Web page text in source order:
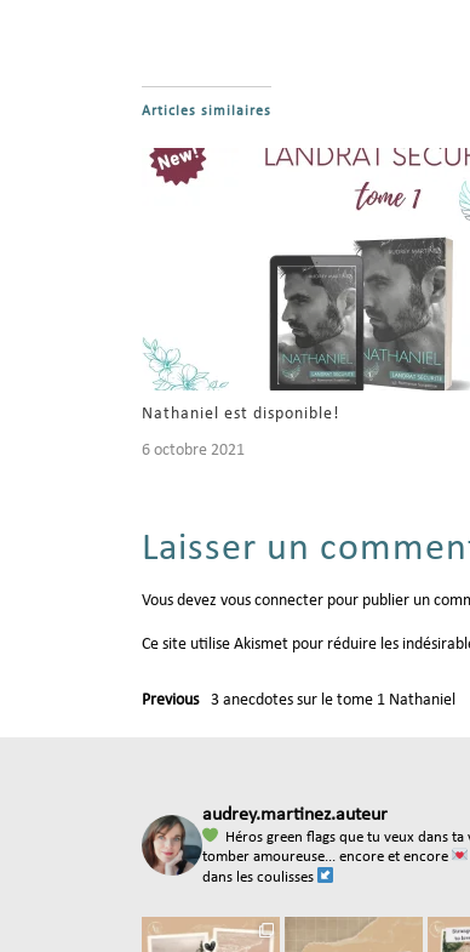
Articles similaires
Nathaniel est disponible!
6 octobre 2021
Laisser un
Vous devez vous connecter pour publier un
Ce site utilise Akismet pour réduire les
Previous 3 anecdotes sur le tome 1 Nathaniel
audrey.martinez.auteur
Héros green flags que tu veux dans ta
tomber amoureuse... encore et encore
dans les coulisses